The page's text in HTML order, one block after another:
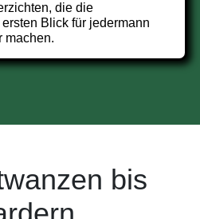
die die
Blick für jedermann
machen.
bis